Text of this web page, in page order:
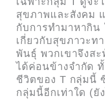
สุขภาพและสังคม
กับการทำมาหากิน
เกี่ยวกับสุขภาวะท
พันธุ์ พวกเขาจึงส
ได้ค่อนข้างจำกัด
ชีวิตของ T กลุ่มนี้
กลุ่มนี้อีกเท่าใด (ยั